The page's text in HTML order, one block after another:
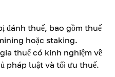
đánh thuế, bao gồm thuế
hoặc staking.
thuế có kinh nghiệm về
pháp luật và tối ưu thuế.